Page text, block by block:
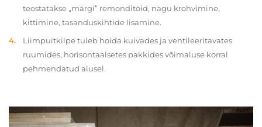
teostatakse „märgi” remonditöid, nagu krohvimine,
kittimine, tasanduskihtide lisamine.
Liimpuitkilpe tuleb hoida kuivades ja ventileeritavates
ruumides, horisontaalsetes pakkides võimaluse korral
pehmendatud alusel.